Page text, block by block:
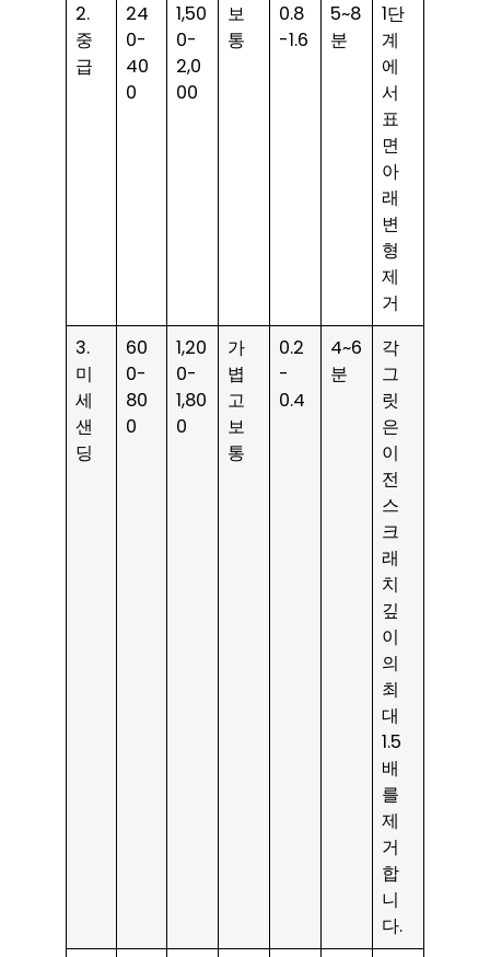
2.
중
급
24
0-
40
0
1,50
0-
2,0
00
보
통
0.8
-1.6
5~8
분
1단
계
에
서
표
면
아
래
변
형
제
거
3.
미
세
샌
딩
60
0-
80
0
1,20
0-
1,80
0
가
볍
고
보
통
0.2
-
0.4
4~6
분
각
그
릿
은
이
전
스
크
래
치
깊
이
의
최
대
1.5
배
를
제
거
합
니
다.